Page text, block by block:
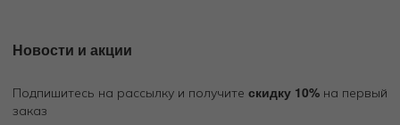
Новости и акции
Подпишитесь на рассылку и получите скидку 10% на первый
заказ